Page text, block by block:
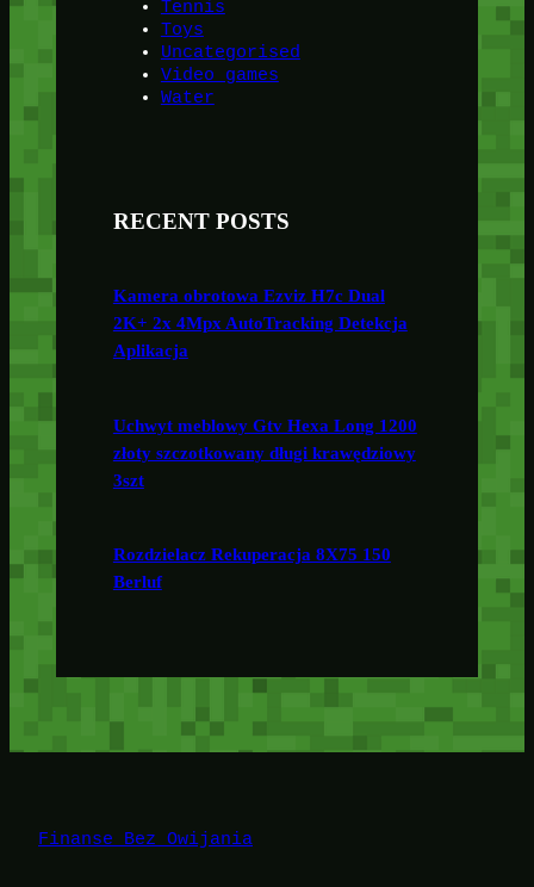
Tennis
Toys
Uncategorised
Video games
Water
RECENT POSTS
Kamera obrotowa Ezviz H7c Dual
2K+ 2x 4Mpx AutoTracking Detekcja
Aplikacja
Uchwyt meblowy Gtv Hexa Long 1200
złoty szczotkowany długi krawędziowy
3szt
Rozdzielacz Rekuperacja 8X75 150
Berluf
Finanse Bez Owijania